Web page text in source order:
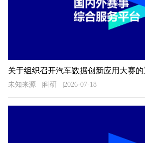
关于组织召开汽车数据创新应用大赛的
未知来源 科研 2026-07-18